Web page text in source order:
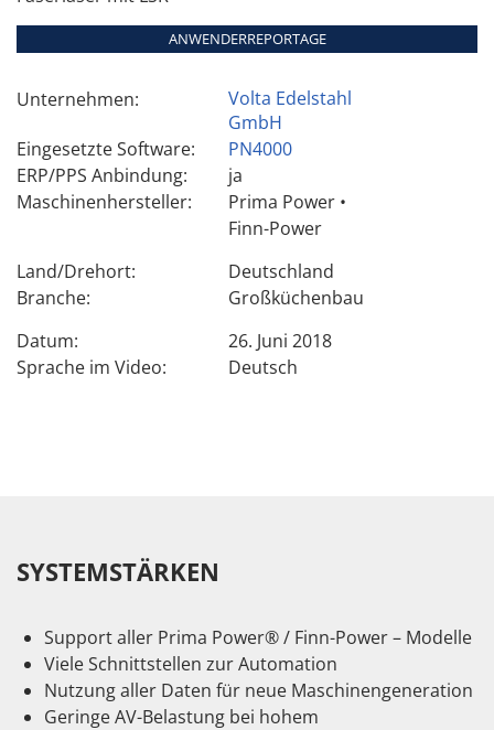
ANWENDERREPORTAGE
Unternehmen:
Volta Edelstahl
GmbH
Eingesetzte Software:
PN4000
ERP/PPS Anbindung:
ja
Maschinenhersteller:
Prima Power •
Finn-Power
Land/Drehort:
Deutschland
Branche:
Großküchenbau
Datum:
26. Juni 2018
Sprache im Video:
Deutsch
SYSTEMSTÄRKEN
Support aller Prima Power® / Finn-Power – Modelle
Viele Schnittstellen zur Automation
Nutzung aller Daten für neue Maschinengeneration
Geringe AV-Belastung bei hohem